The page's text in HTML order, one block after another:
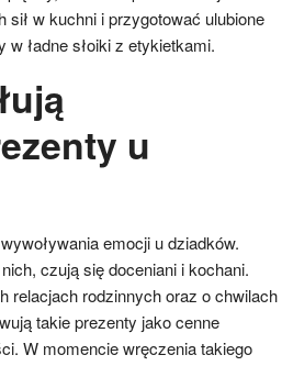
w kuchni i przygotować ulubione
ładne słoiki z etykietkami.
u
emocji u dziadków.
czują się doceniani i kochani.
relacjach rodzinnych oraz o chwilach
takie prezenty jako cenne
W momencie wręczenia takiego